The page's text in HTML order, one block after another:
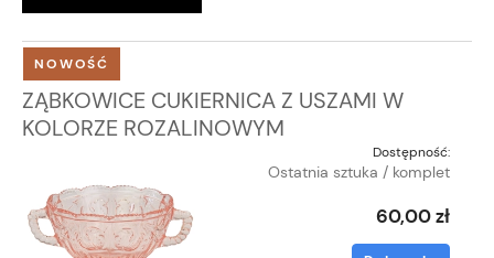
ZĄBKOWICE CUKIERNICA Z USZAMI W
KOLORZE ROZALINOWYM
Dostępność:
Ostatnia sztuka / komplet
60,00 zł
NOWOŚĆ